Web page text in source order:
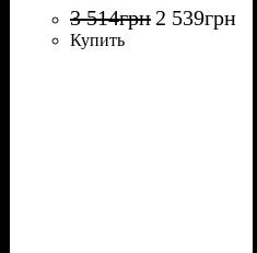
3 514грн 2 539грн
Купить